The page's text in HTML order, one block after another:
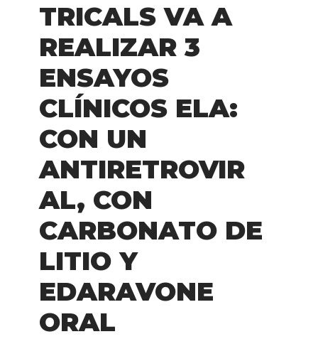
TRICALS VA A
REALIZAR 3
ENSAYOS
CLÍNICOS ELA:
CON UN
ANTIRETROVIR
AL, CON
CARBONATO DE
LITIO Y
EDARAVONE
ORAL